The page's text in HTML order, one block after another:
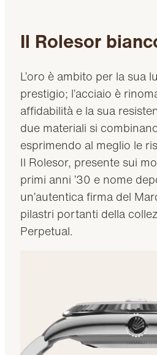
Il Rolesor
L’oro è ambito per la sua
prestigio; l’acciaio è
affidabilità e la sua
due materiali si
esprimendo al meglio le
Il Rolesor, presente sui
primi anni ’30 e nome
un’autentica firma del
pilastri portanti della
Perpetual.